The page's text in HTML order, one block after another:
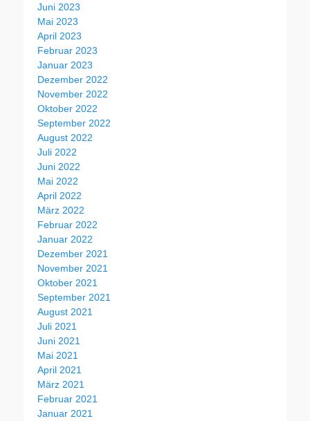
Juni 2023
Mai 2023
April 2023
Februar 2023
Januar 2023
Dezember 2022
November 2022
Oktober 2022
September 2022
August 2022
Juli 2022
Juni 2022
Mai 2022
April 2022
März 2022
Februar 2022
Januar 2022
Dezember 2021
November 2021
Oktober 2021
September 2021
August 2021
Juli 2021
Juni 2021
Mai 2021
April 2021
März 2021
Februar 2021
Januar 2021